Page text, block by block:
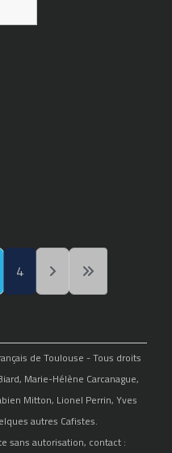
4
de Toulouse - Tous droits
Marie-Hélène Carcanague,
Mitton, Lionel Perrin, Yves
autres Cafistes.
sans autorisation, contact :